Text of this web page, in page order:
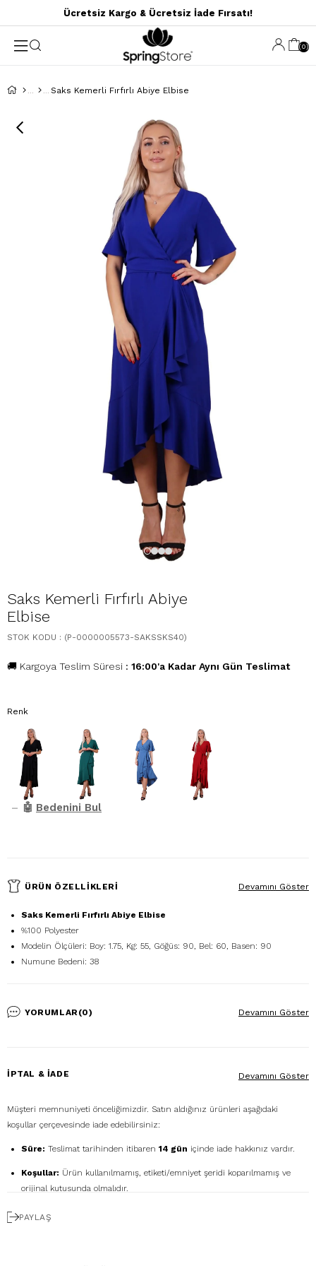
Ücretsiz Kargo & Ücretsiz İade Fırsatı!
0
Saks Kemerli Fırfırlı Abiye Elbise
Saks Kemerli Fırfırlı Abiye
Elbise
STOK KODU (P-0000005573-SAKSSKS40)
🚚 Kargoya Teslim Süresi : 16:00'a Kadar Aynı Gün Teslimat
Renk
– 🤖 Bedenini Bul
ÜRÜN ÖZELLIKLERI
Saks Kemerli Fırfırlı Abiye Elbise
%100 Polyester
Modelin Ölçüleri: Boy: 1.75, Kg: 55, Göğüs: 90, Bel: 60, Basen: 90
Numune Bedeni: 38
Devamını Göster
YORUMLAR (0) Devamını Göster
İPTAL & İADE
Müşteri memnuniyeti önceliğimizdir. Satın aldığınız ürünleri aşağıdaki
koşullar çerçevesinde iade edebilirsiniz:
Süre: Teslimat tarihinden itibaren 14 gün içinde iade hakkınız vardır.
Koşullar: Ürün kullanılmamış, etiketi/emniyet şeridi koparılmamış ve
orijinal kutusunda olmalıdır.
Ücretsiz Gönderim:
Devamını Göster
PAYLAŞ